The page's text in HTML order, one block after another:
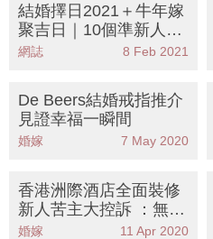
結婚擇日2021＋牛年嫁
聚吉日｜10個準新人須
知 Master Choi：男要
網誌 8 Feb 2021
De Beers結婚戒指推介
見證幸福一瞬間
婚嫁 7 May 2020
香港洲際酒店全面裝修
新人苦主大控訴 ：無退
錢！附5大婚禮延期必
婚嫁 11 Apr 2020